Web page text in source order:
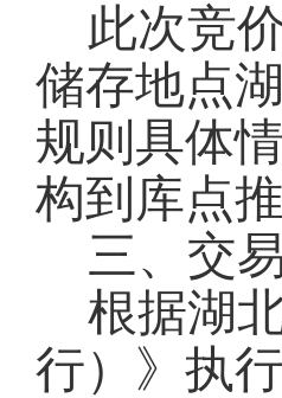
此次竞
储存地点
规则具体
构到库点
三、交
根据湖
行）》执行